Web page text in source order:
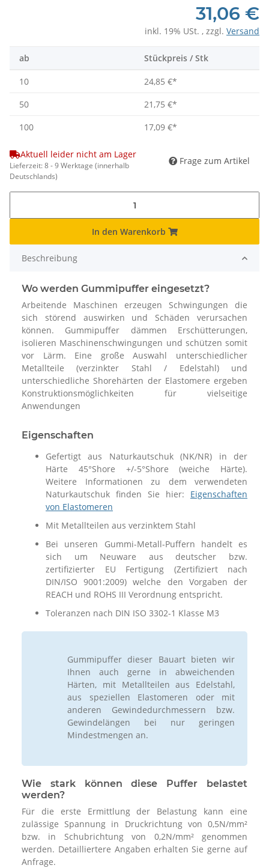
31,06 €
inkl. 19% USt. , zzgl. Versand
ab Stückpreis / Stk
10 24,85 €*
50
21,75 €*
100
17,09 €*
Aktuell leider nicht am Lager
Lieferzeit:8 - 9 Werktage (innerhalb
Deutschlands)
Frage zum Artikel
In den Warenkorb
Beschreibung
Wo werden Gummipuffer eingesetzt?
Arbeitende Maschinen erzeugen Schwingungen die
sich störend auswirken und Schäden verursachen
können. Gummipuffer dämmen Erschütterungen,
isolieren Maschinenschwingungen und schützen somit
vor Lärm. Eine große Auswahl unterschiedlicher
Metallteile (verzinkter Stahl / Edelstahl) und
unterschiedliche Shorehärten der Elastomere ergeben
Konstruktionsmöglichkeiten für vielseitige
Anwendungen
Eigenschaften
Gefertigt aus Naturkautschuk (NK/NR) in der
Härte 45°Shore +/-5°Shore (weiche Härte).
Weitere Informationen zu dem verwendeten
Naturkautschuk finden Sie hier: Eigenschaften
von Elastomeren
Mit Metallteilen aus verzinktem Stahl
Bei unseren Gummi-Metall-Puffern handelt es
sich um Neuware aus deutscher bzw.
zertifizierter EU Fertigung (Zertifiziert nach
DIN/ISO 9001:2009) welche den Vorgaben der
REACH und ROHS III Verordnung entspricht.
Toleranzen nach DIN ISO 3302-1 Klasse M3
Gummipuffer dieser Bauart bieten wir
Ihnen auch gerne in abweichenden
Härten, mit Metallteilen aus Edelstahl,
aus speziellen Elastomeren oder mit
anderen Gewindedurchmessern bzw.
Gewindelängen bei nur geringen
Mindestmengen an.
Wie stark können diese Puffer belastet
werden?
Für die erste Ermittlung der Belastung kann eine
zulässige Spannung in Druckrichtung von 0,5N/mm²
bzw. in Schubrichtung von 0,2N/mm² genommen
werden. Detailliertere Angaben erhalten Sie gerne auf
Anfrage.